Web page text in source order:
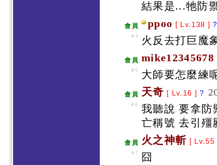
結果是...牠防
會員 ppoo [ Lv.138 ]?
#4 火反去打巨魔
會員 mike12345678
#5 大師要怎麼練
會員 天奇 [ Lv.16 ]?
#6
我聽說 要拿防
亡稱號 去引殭
會員 火之神斬 [
#7
囧